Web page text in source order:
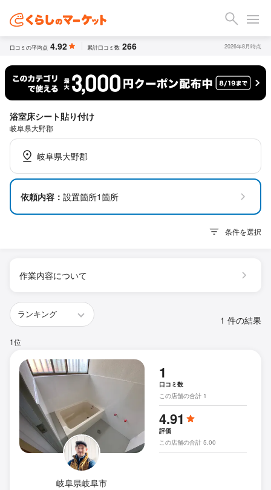
口コミの平均点 4.92 累計口コミ数 266 2026年8月時点
浴室床シート貼り付け
岐阜県大野郡
岐阜県大野郡
依頼内容： 設置箇所1箇所
条件を選択
作業内容について
1 件の結果
1位
岐阜県岐阜市
1
口コミ数
この店舗の合計 1
4.91
評価
この店舗の合計 5.00